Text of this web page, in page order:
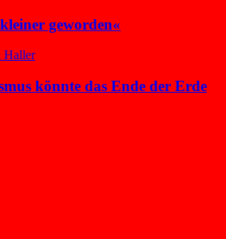
geworden«
Haller
könnte das Ende der Erde